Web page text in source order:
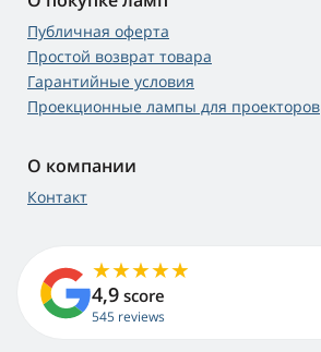
Публичная оферта
Простой возврат товара
Гарантийные условия
Проекционные лампы для проекторов
О компании
Контакт
4,9 score
545 reviews